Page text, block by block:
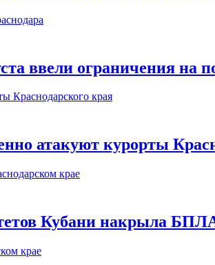
ввели ограничения на
атакуют курорты
Кубани накрыла